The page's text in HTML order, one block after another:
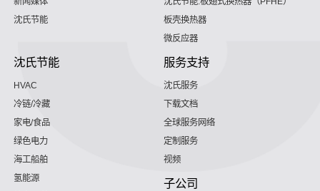
沈氏节能
板壳换热器
微反应器
沈氏节能
HVAC
冷链/冷藏
家电/食品
绿色电力
海工船舶
氢能源
服务支持
沈氏服务
下载文档
全球服务网络
定制服务
视频
子公司